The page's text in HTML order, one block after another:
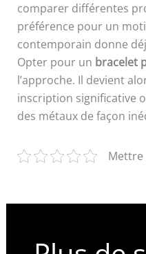
comparer différentes
préférence pour un
contemporain donne
Opter pour un bracelet
l’approche. Il devient
inscription significative
des métaux de façon
Mettre